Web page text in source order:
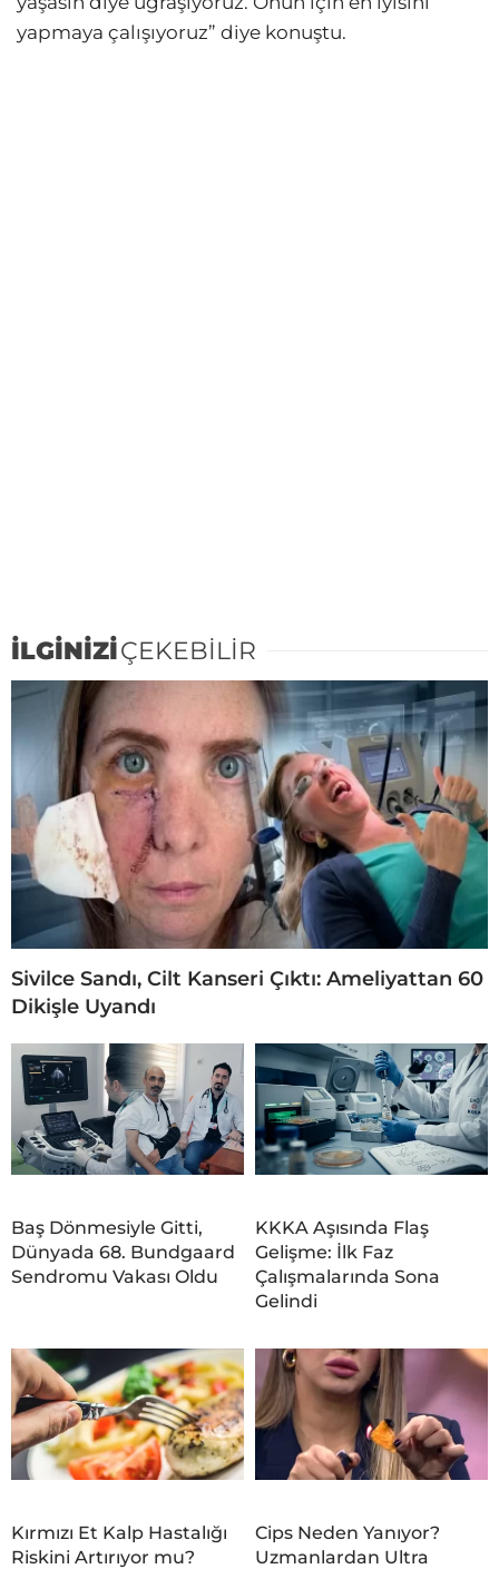
yapmaya çalışıyoruz” diye konuştu.
İLGİNİZİÇEKEBİLİR
Sivilce Sandı, Cilt Kanseri Çıktı: Ameliyattan 60
Dikişle Uyandı
Baş Dönmesiyle Gitti,
Dünyada 68. Bundgaard
Sendromu Vakası Oldu
KKKA Aşısında Flaş
Gelişme: İlk Faz
Çalışmalarında Sona
Gelindi
Kırmızı Et Kalp Hastalığı
Riskini Artırıyor mu?
Cips Neden Yanıyor?
Uzmanlardan Ultra